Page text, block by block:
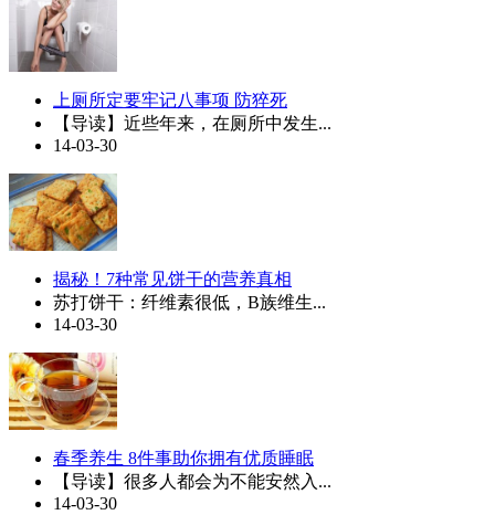
上厕所定要牢记八事项 防猝死
【导读】近些年来，在厕所中发生...
14-03-30
揭秘！7种常见饼干的营养真相
苏打饼干：纤维素很低，B族维生...
14-03-30
春季养生 8件事助你拥有优质睡眠
【导读】很多人都会为不能安然入...
14-03-30